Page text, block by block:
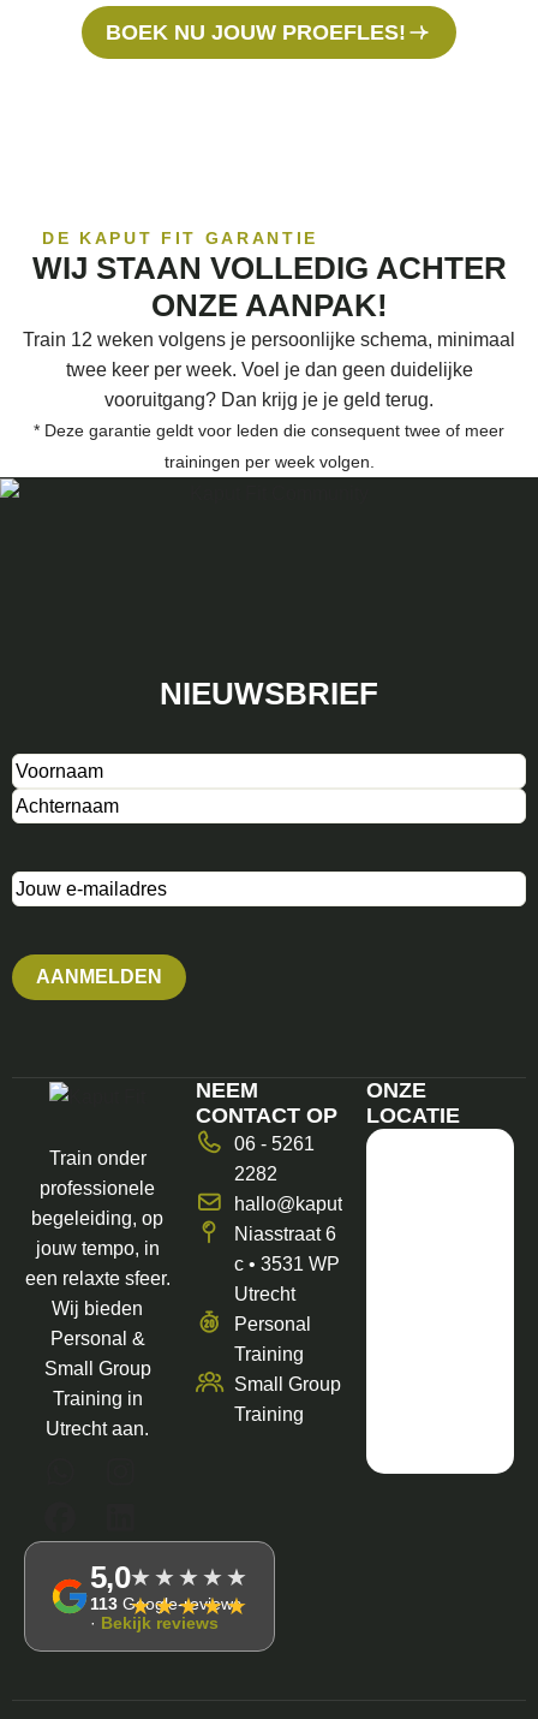
BOEK NU JOUW PROEFLES!
DE KAPUT FIT GARANTIE
WIJ STAAN VOLLEDIG ACHTER
ONZE AANPAK!
Train 12 weken volgens je persoonlijke schema, minimaal
twee keer per week. Voel je dan geen duidelijke
vooruitgang? Dan krijg je je geld terug.
* Deze garantie geldt voor leden die consequent twee of meer
trainingen per week volgen.
NIEUWSBRIEF
Naam(Vereist)
E-
Train onder
professionele
begeleiding, op
jouw tempo, in
een relaxte sfeer.
Wij bieden
Personal &
Small Group
Training in
Utrecht aan.
5,0★★★★★
★★★★★
113 Google-reviews
· Bekijk reviews
NEEM
CONTACT OP
06 - 5261
2282
hallo@kaputfit.nl
Niasstraat 6
c • 3531 WP
Utrecht
Personal
Training
Small Group
Training
ONZE
LOCATIE